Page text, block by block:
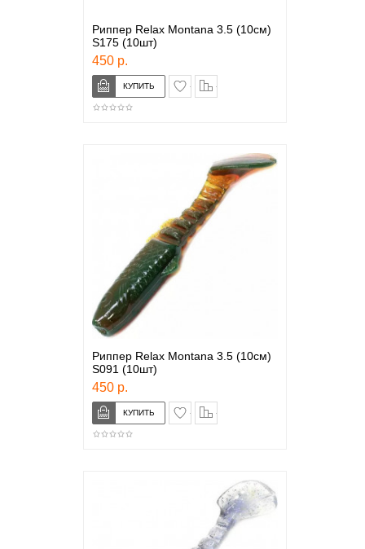
Риппер Relax Montana 3.5 (10см)
S175 (10шт)
450 р.
в закладки
Риппер Relax Montana 3.5 (10см)
S091 (10шт)
450 р.
в закладки